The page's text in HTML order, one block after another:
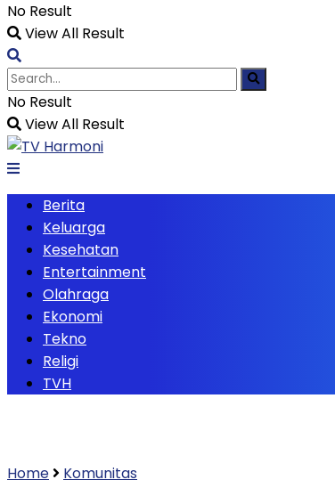
No Result
View All Result
No Result
View All Result
Berita
Keluarga
Kesehatan
Entertainment
Olahraga
Ekonomi
Tekno
Religi
TVH
Home Komunitas